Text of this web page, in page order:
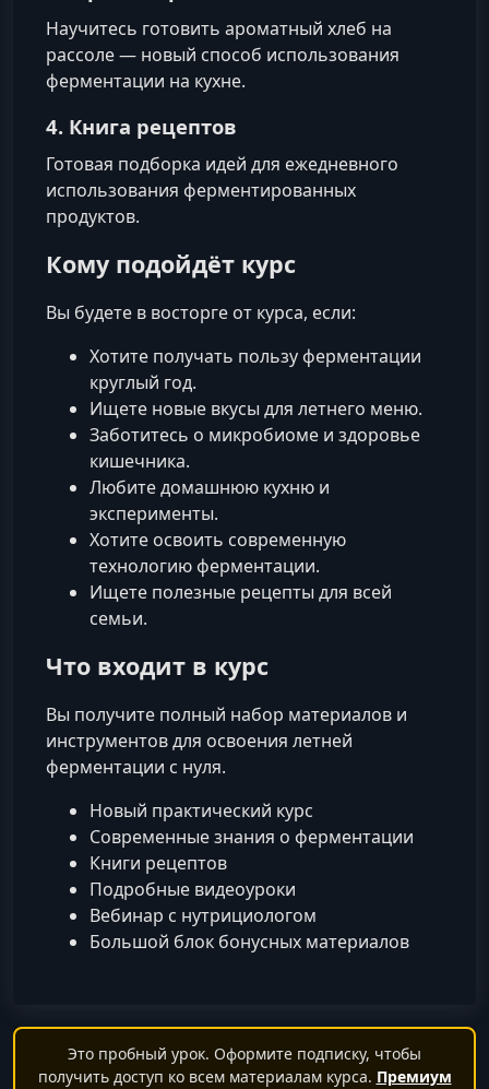
Научитесь готовить ароматный хлеб на
рассоле — новый способ использования
ферментации на кухне.
4. Книга рецептов
Готовая подборка идей для ежедневного
использования ферментированных
продуктов.
Кому подойдёт курс
Вы будете в восторге от курса, если:
Хотите получать пользу ферментации
круглый год.
Ищете новые вкусы для летнего меню.
Заботитесь о микробиоме и здоровье
кишечника.
Любите домашнюю кухню и
эксперименты.
Хотите освоить современную
технологию ферментации.
Ищете полезные рецепты для всей
семьи.
Что входит в курс
Вы получите полный набор материалов и
инструментов для освоения летней
ферментации с нуля.
Новый практический курс
Современные знания о ферментации
Книги рецептов
Подробные видеоуроки
Вебинар с нутрициологом
Большой блок бонусных материалов
Это пробный урок. Оформите подписку, чтобы
получить доступ ко всем материалам курса. Премиум